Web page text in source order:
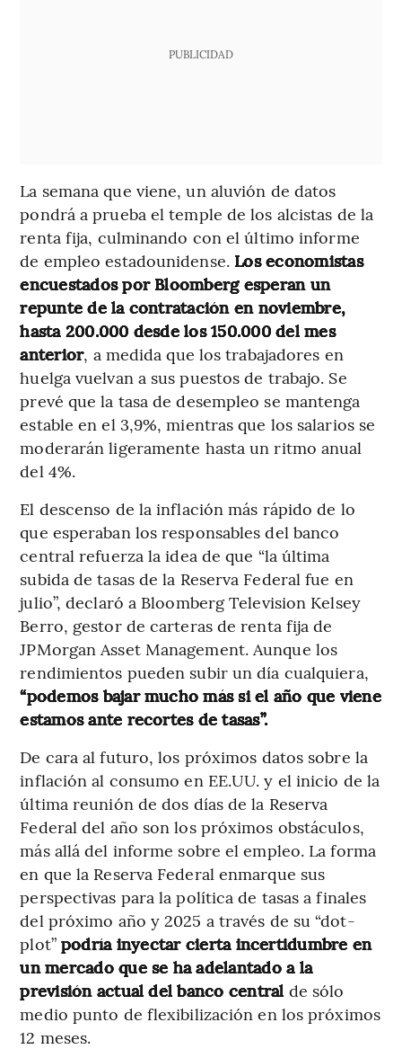
PUBLICIDAD
La semana que viene, un aluvión de datos
pondrá a prueba el temple de los alcistas de la
renta fija, culminando con el último informe
de empleo estadounidense.Los economistas
encuestados por Bloomberg esperan un
repunte de la contratación en noviembre,
hasta 200.000 desde los 150.000 del mes
anterior, a medida que los trabajadores en
huelga vuelvan a sus puestos de trabajo. Se
prevé que la tasa de desempleo se mantenga
estable en el 3,9%, mientras que los salarios se
moderarán ligeramente hasta un ritmo anual
del 4%.
El descenso de la inflación más rápido de lo
que esperaban los responsables del banco
central refuerza la idea de que “la última
subida de tasas de la Reserva Federal fue en
julio”, declaró a Bloomberg Television Kelsey
Berro, gestor de carteras de renta fija de
JPMorgan Asset Management. Aunque los
rendimientos pueden subir un día cualquiera,
“podemos bajar mucho más si el año que viene
estamos ante recortes de tasas”.
De cara al futuro, los próximos datos sobre la
inflación al consumo en EE.UU. y el inicio de la
última reunión de dos días de la Reserva
Federal del año son los próximos obstáculos,
más allá del informe sobre el empleo. La forma
en que la Reserva Federal enmarque sus
perspectivas para la política de tasas a finales
del próximo año y 2025 a través de su “dot-
plot” podría inyectar cierta incertidumbre en
un mercado que se ha adelantado a la
previsión actual del banco central de sólo
medio punto de flexibilización en los próximos
12 meses.